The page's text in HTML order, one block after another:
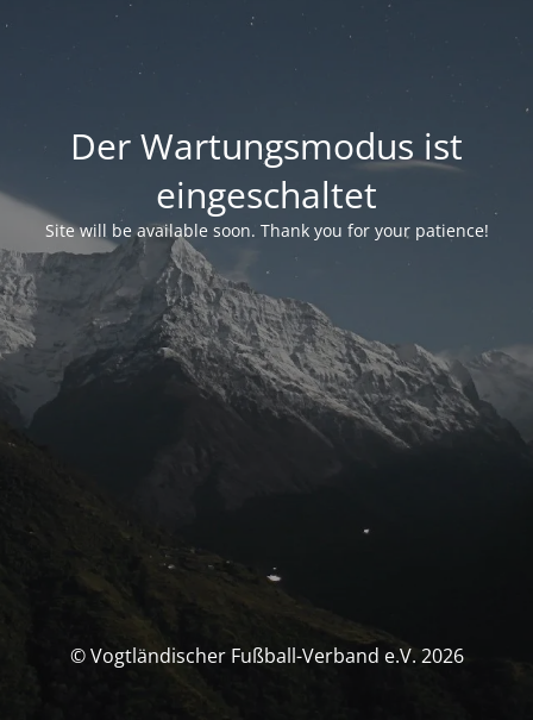
Der Wartungsmodus ist
eingeschaltet
Site will be available soon. Thank you for your patience!
© Vogtländischer Fußball-Verband e.V. 2026